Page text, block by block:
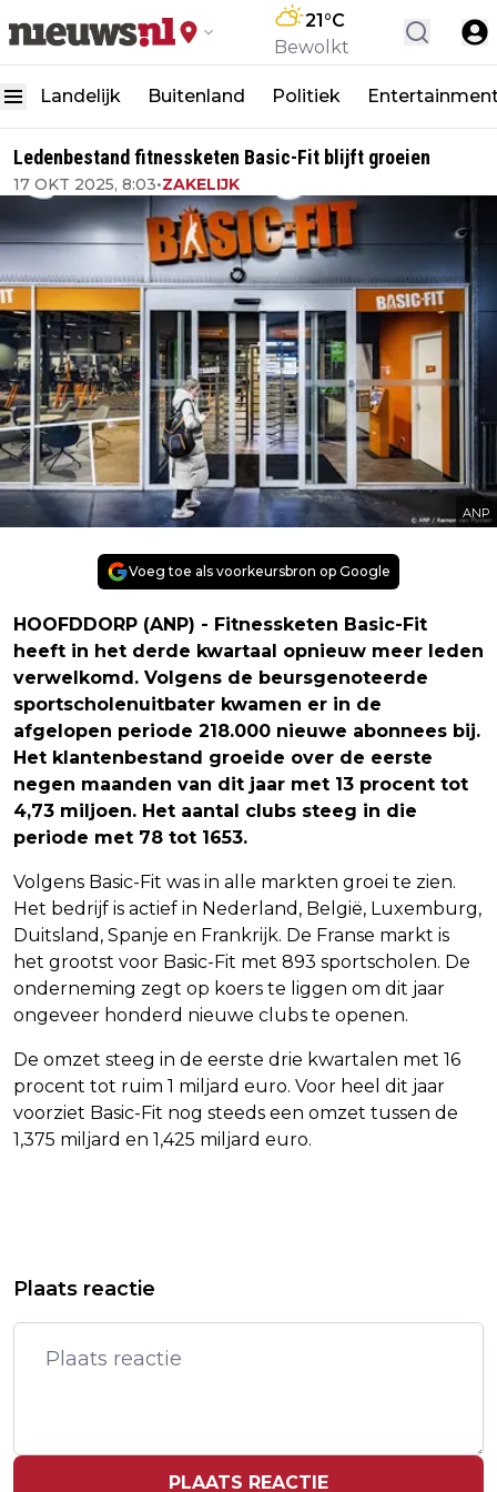
21°C
Bewolkt
Landelijk Buitenland Politiek
Ledenbestand fitnessketen Basic-Fit blijft groeien
17 OKT 2025, 8:03•ZAKELIJK
ANP
Voeg toe als voorkeursbron op Google
HOOFDDORP (ANP) - Fitnessketen Basic-Fit
heeft in het derde kwartaal opnieuw meer leden
verwelkomd. Volgens de beursgenoteerde
sportscholenuitbater kwamen er in de
afgelopen periode 218.000 nieuwe abonnees bij.
Het klantenbestand groeide over de eerste
negen maanden van dit jaar met 13 procent tot
4,73 miljoen. Het aantal clubs steeg in die
periode met 78 tot 1653.
Volgens Basic-Fit was in alle markten groei te zien.
Het bedrijf is actief in Nederland, België, Luxemburg,
Duitsland, Spanje en Frankrijk. De Franse markt is
het grootst voor Basic-Fit met 893 sportscholen. De
onderneming zegt op koers te liggen om dit jaar
ongeveer honderd nieuwe clubs te openen.
De omzet steeg in de eerste drie kwartalen met 16
procent tot ruim 1 miljard euro. Voor heel dit jaar
voorziet Basic-Fit nog steeds een omzet tussen de
1,375 miljard en 1,425 miljard euro.
JAAR TWEE CONCERTEN IN
JAPANSE OUD-PREMIER MURAYAMA
(101) OVERLEDEN
Plaats reactie
PLAATS REACTIE